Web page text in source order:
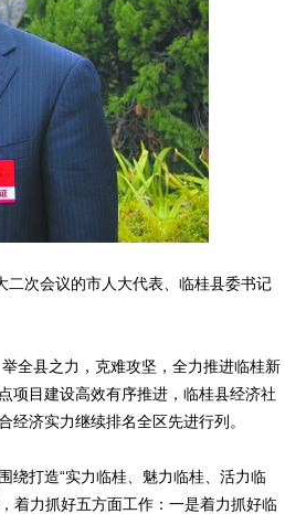
次会议的市人大代表、临桂县委书记
县之力，克难攻坚，全力推进临桂新
项目建设高效有序推进，临桂县经济社
济实力继续排名全区先进行列。
打造“实力临桂、魅力临桂、活力临
着力抓好五方面工作：一是着力抓好临